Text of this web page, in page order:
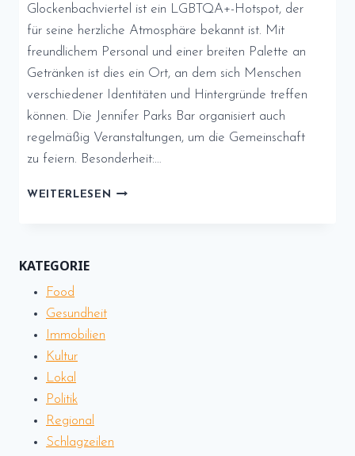
Glockenbachviertel ist ein LGBTQA+-Hotspot, der
für seine herzliche Atmosphäre bekannt ist. Mit
freundlichem Personal und einer breiten Palette an
Getränken ist dies ein Ort, an dem sich Menschen
verschiedener Identitäten und Hintergründe treffen
können. Die Jennifer Parks Bar organisiert auch
regelmäßig Veranstaltungen, um die Gemeinschaft
zu feiern. Besonderheit:…
WEITERLESEN MÜNCHENS
KATEGORIE
Food
Gesundheit
Immobilien
Kultur
Lokal
Politik
Regional
Schlagzeilen